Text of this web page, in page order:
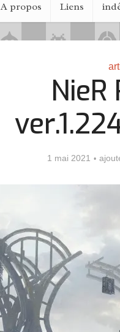
A propos Liens
1 mai 2021